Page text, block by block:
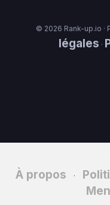
© 2026 Rank-up.io ·
légales ·
À propos ·